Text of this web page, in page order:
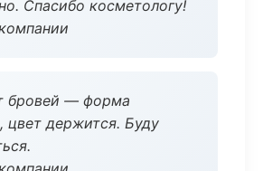
Спасибо косметологу!
бровей — форма
цвет держится. Буду